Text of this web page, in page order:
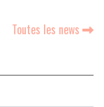
Toutes les news